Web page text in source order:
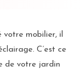
votre mobilier, il
C’est ce
de votre jardin